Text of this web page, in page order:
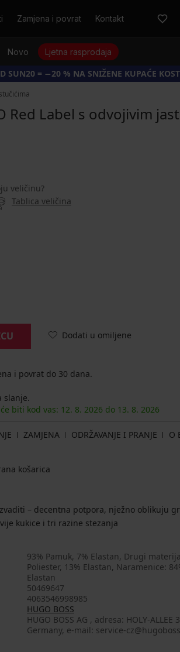
Zamjena i povrat Kontakt
Novo Ljetna rasprodaja
SUN20 = −20 % NA SNIŽENE KUPAĆE
Red Label s odvojivim
veličinu?
Tablica veličina
Dodati u omiljene
i povrat do 30 dana.
slanje.
biti kod vas: 12. 8. 2026 do 13. 8. 2026
ZAMJENA ODRŽAVANJE I PRANJE
O
košarica
– decentna potpora, nježno oblikuju
kukice i tri razine stezanja
93% Pamuk, 7% Elastan, Drugi
Poliester, 13% Elastan, Naramenice:
Elastan
50469647
4063546998985
HUGO BOSS
HUGO BOSS AG , adresa: HOLY-ALLEE 3, 72555 METZINGEN,
Germany, e-mail: service-